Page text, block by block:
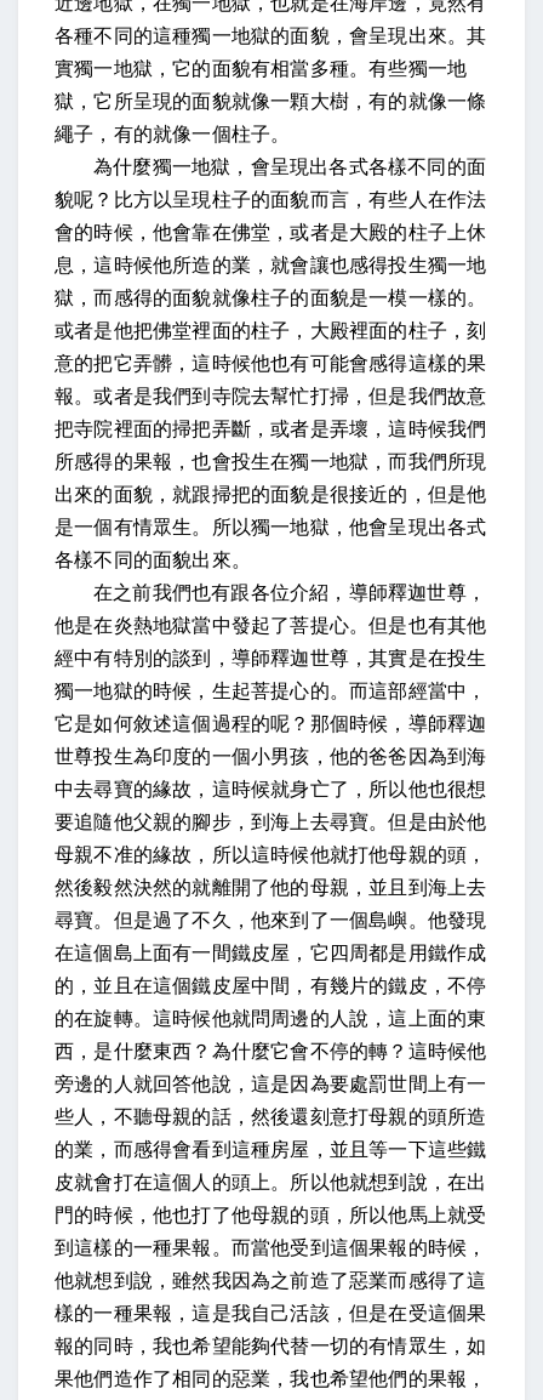
各種不同的這種獨一地獄的面貌，會呈現出來。其
實獨一地獄，它的面貌有相當多種。有些獨一地
獄，它所呈現的面貌就像一顆大樹，有的就像一條
繩子，有的就像一個柱子。
為什麼獨一地獄，會呈現出各式各樣不同的面
貌呢？比方以呈現柱子的面貌而言，有些人在作法
會的時候，他會靠在佛堂，或者是大殿的柱子上休
息，這時候他所造的業，就會讓也感得投生獨一地
獄，而感得的面貌就像柱子的面貌是一模一樣的。
或者是他把佛堂裡面的柱子，大殿裡面的柱子，刻
意的把它弄髒，這時候他也有可能會感得這樣的果
報。或者是我們到寺院去幫忙打掃，但是我們故意
把寺院裡面的掃把弄斷，或者是弄壞，這時候我們
所感得的果報，也會投生在獨一地獄，而我們所現
出來的面貌，就跟掃把的面貌是很接近的，但是他
是一個有情眾生。所以獨一地獄，他會呈現出各式
各樣不同的面貌出來。
在之前我們也有跟各位介紹，導師釋迦世尊，
他是在炎熱地獄當中發起了菩提心。但是也有其他
經中有特別的談到，導師釋迦世尊，其實是在投生
獨一地獄的時候，生起菩提心的。而這部經當中，
它是如何敘述這個過程的呢？那個時候，導師釋迦
世尊投生為印度的一個小男孩，他的爸爸因為到海
中去尋寶的緣故，這時候就身亡了，所以他也很想
要追隨他父親的腳步，到海上去尋寶。但是由於他
母親不准的緣故，所以這時候他就打他母親的頭，
然後毅然決然的就離開了他的母親，並且到海上去
尋寶。但是過了不久，他來到了一個島嶼。他發現
在這個島上面有一間鐵皮屋，它四周都是用鐵作成
的，並且在這個鐵皮屋中間，有幾片的鐵皮，不停
的在旋轉。這時候他就問周邊的人說，這上面的東
西，是什麼東西？為什麼它會不停的轉？這時候他
旁邊的人就回答他說，這是因為要處罰世間上有一
些人，不聽母親的話，然後還刻意打母親的頭所造
的業，而感得會看到這種房屋，並且等一下這些鐵
皮就會打在這個人的頭上。所以他就想到說，在出
門的時候，他也打了他母親的頭，所以他馬上就受
到這樣的一種果報。而當他受到這個果報的時候，
他就想到說，雖然我因為之前造了惡業而感得了這
樣的一種果報，這是我自己活該，但是在受這個果
報的同時，我也希望能夠代替一切的有情眾生，如
果他們造作了相同的惡業，我也希望他們的果報，